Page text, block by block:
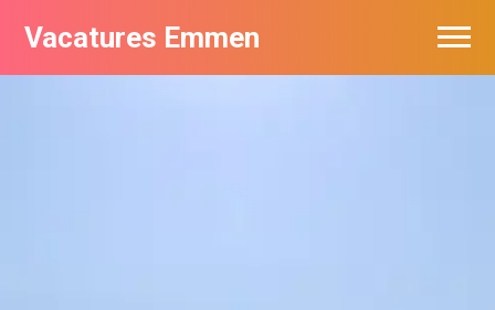
Vacatures Emmen
Vacatures per bedrijf